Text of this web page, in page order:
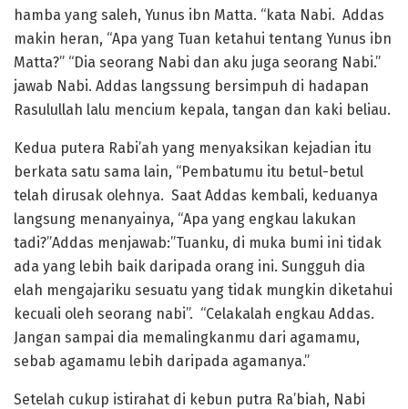
hamba yang saleh, Yunus ibn Matta. “kata Nabi. Addas
makin heran, “Apa yang Tuan ketahui tentang Yunus ibn
Matta?” “Dia seorang Nabi dan aku juga seorang Nabi.”
jawab Nabi. Addas langssung bersimpuh di hadapan
Rasulullah lalu mencium kepala, tangan dan kaki beliau.
Kedua putera Rabi’ah yang menyaksikan kejadian itu
berkata satu sama lain, “Pembatumu itu betul-betul
telah dirusak olehnya. Saat Addas kembali, keduanya
langsung menanyainya, “Apa yang engkau lakukan
tadi?”Addas menjawab:”Tuanku, di muka bumi ini tidak
ada yang lebih baik daripada orang ini. Sungguh dia
elah mengajariku sesuatu yang tidak mungkin diketahui
kecuali oleh seorang nabi”. “Celakalah engkau Addas.
Jangan sampai dia memalingkanmu dari agamamu,
sebab agamamu lebih daripada agamanya.”
Setelah cukup istirahat di kebun putra Ra’biah, Nabi